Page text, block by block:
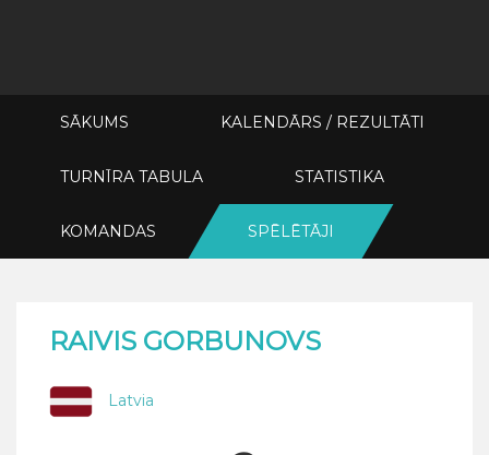
SĀKUMS KALENDĀRS / REZULTĀTI
TURNĪRA TABULA STATISTIKA
KOMANDAS SPĒLĒTĀJI
RAIVIS GORBUNOVS
Latvia